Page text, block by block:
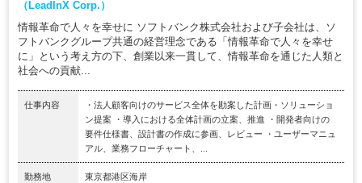
（LeadInX Corp.）
情報革命で人々を幸せに ソフトバンク株式会社および子会社は、ソ
フトバンクグループ共通の経営理念である「情報革命で人々を幸せ
に」という考え方の下、創業以来一貫して、情報革命を通じた人類と
社会への貢献...
仕事内容
・法人顧客向けのサービス全体を勘案した計画・ソリューショ
ン提案 ・導入における全体計画の立案、推進 ・開発者向けの
要件仕様書、設計書の作成に参画、レビュー ・ユーザーマニュ
アル、業務フローチャート、...
勤務地 東京都港区海岸